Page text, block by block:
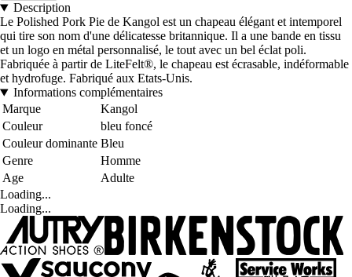
Description
Le Polished Pork Pie de Kangol est un chapeau élégant et intemporel
qui tire son nom d'une délicatesse britannique. Il a une bande en tissu
et un logo en métal personnalisé, le tout avec un bel éclat poli.
Fabriquée à partir de LiteFelt®, le chapeau est écrasable, indéformable
et hydrofuge. Fabriqué aux Etats-Unis.
Informations complémentaires
Marque
Kangol
Couleur
bleu foncé
Couleur dominante Bleu
Genre
Homme
Age
Adulte
Loading...
Loading...